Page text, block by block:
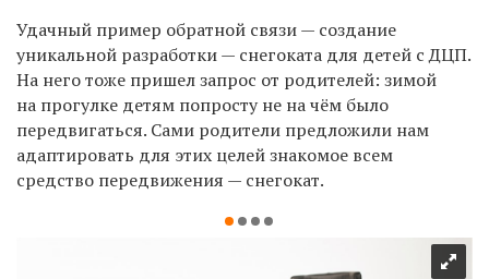
Удачный пример обратной связи — создание
уникальной разработки — снегоката для детей с ДЦП.
На него тоже пришел запрос от родителей: зимой
на прогулке детям попросту не на чём было
передвигаться. Сами родители предложили нам
адаптировать для этих целей знакомое всем
средство передвижения — снегокат.